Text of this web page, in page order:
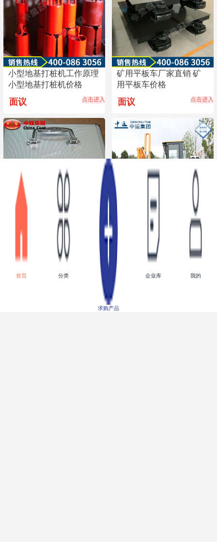
小型地基打桩机工作原理
小型地基打桩机价格
面议 点击进入
矿用平板车厂家直销 矿
用平板车价格
面议 点击进入
矿用急救箱,矿用急救箱
厂家直销,矿用急救箱价
格优惠,矿用急救箱
面议 点击进入
打桩机厂家生产 打桩机
价格
面议 点击进入
首页 分类
求购产品
企业库 我的